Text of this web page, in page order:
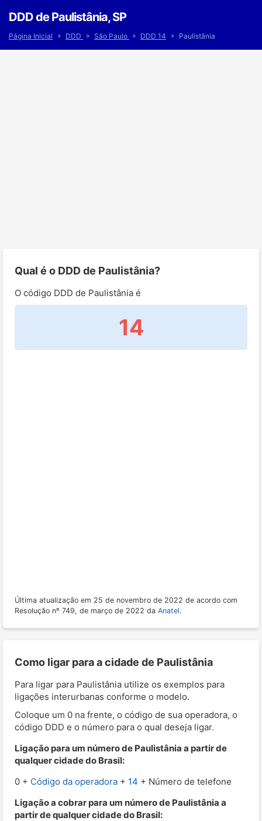
DDD de Paulistânia, SP
Página Inicial » DDD » São Paulo » DDD 14 » Paulistânia
Qual é o DDD de Paulistânia?
O código DDD de Paulistânia é
14
Última atualização em 25 de novembro de 2022 de acordo com
Resolução nº 749, de março de 2022 da Anatel.
Como ligar para a cidade de Paulistânia
Para ligar para Paulistânia utilize os exemplos para
ligações interurbanas conforme o modelo.
Coloque um 0 na frente, o código de sua operadora, o
código DDD e o número para o qual deseja ligar.
Ligação para um número de Paulistânia a partir de
qualquer cidade do Brasil:
0 + Código da operadora + 14 + Número de telefone
Ligação a cobrar para um número de Paulistânia a
partir de qualquer cidade do Brasil: